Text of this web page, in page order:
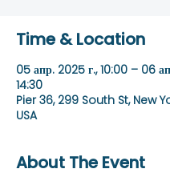
Time & Location
05 апр. 2025 г., 10:00 – 06
14:30
Pier 36, 299 South St, New
USA
About The Event